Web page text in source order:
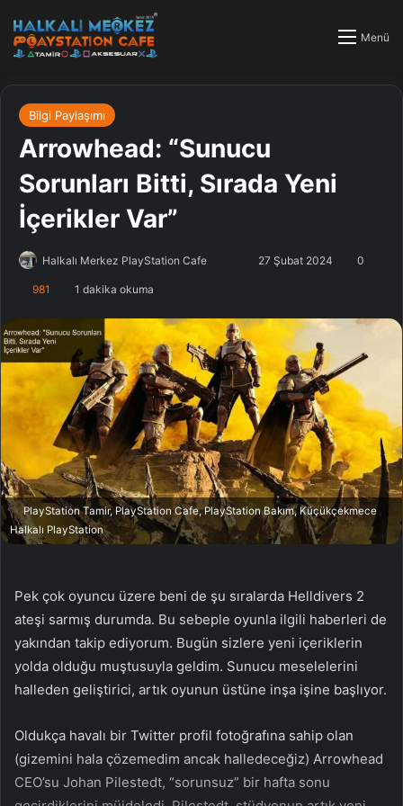
Menü
Bilgi Paylaşımı
Arrowhead: “Sunucu
Sorunları Bitti, Sırada Yeni
İçerikler Var”
Halkalı Merkez PlayStation Cafe
o
w
o
n
X
e
-
p
o
a
g
ö
n
d
e
k
27 Şubat 2024 0
981 1 dakika okuma
PlayStation Tamir, PlayStation Cafe, PlayStation Bakım, Küçükçekmece
Halkalı PlayStation
Pek çok oyuncu üzere beni de şu sıralarda Helldivers 2
ateşi sarmış durumda. Bu sebeple oyunla ilgili haberleri de
yakından takip ediyorum. Bugün sizlere yeni içeriklerin
yolda olduğu muştusuyla geldim. Sunucu meselelerini
halleden geliştirici, artık oyunun üstüne inşa işine başlıyor.
Oldukça havalı bir Twitter profil fotoğrafına sahip olan
(gizemini hala çözemedim ancak halledeceğiz) Arrowhead
CEO’su Johan Pilestedt, “sorunsuz” bir hafta sonu